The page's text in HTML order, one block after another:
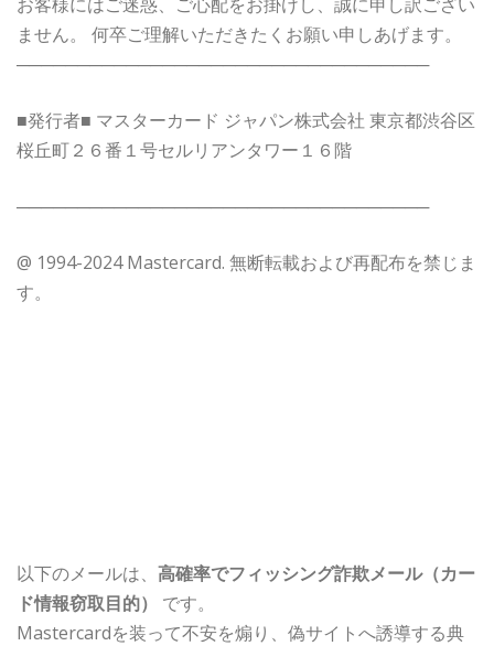
ません。 何卒ご理解いただきたくお願い申しあげます。
──────────────────────────────────
■発行者■ マスターカード ジャパン株式会社 東京都渋谷区
桜丘町２６番１号セルリアンタワー１６階
──────────────────────────────────
@ 1994-2024 Mastercard. 無断転載および再配布を禁じま
す。
以下のメールは、 高確率でフィッシング詐欺メール（カー
ド情報窃取目的）
です。
Mastercardを装って不安を煽り、偽サイトへ誘導する典